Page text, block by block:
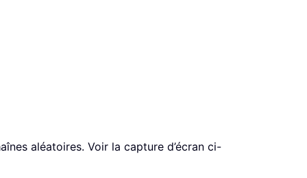
aléatoires. Voir la capture d’écran ci-